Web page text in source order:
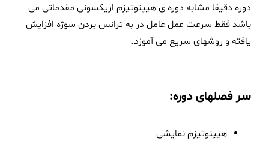
دوره دقیقا مشابه دوره ی هیپنوتیزم اریکسونی مقدماتی می
باشد فقط سرعت عمل عامل در به ترانس بردن سوژه افزایش
یافته و روشهای سریع می آموزد.
سر فصلهای دوره:
هیپنوتیزم نمایشی